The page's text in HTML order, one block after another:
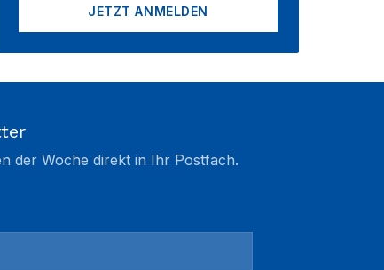
JETZT ANMELDEN
der Woche direkt in Ihr Postfach.